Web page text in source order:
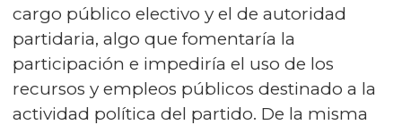
cargo público electivo y el de autoridad
partidaria, algo que fomentaría la
participación e impediría el uso de los
recursos y empleos públicos destinado a la
actividad política del partido. De la misma